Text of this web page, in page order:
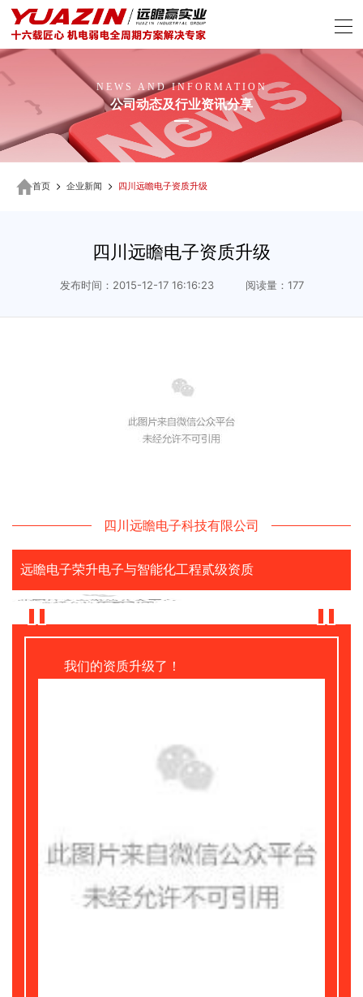
NEWS AND INFORMATION
公司动态及行业资讯分享
首页 企业新闻 四川远瞻电子资质升级
四川远瞻电子资质升级
发布时间：2015-12-17 16:16:23 阅读量：177
四川远瞻电子科技有限公司
远瞻电子荣升电子与智能化工程贰级资质
我们的资质升级了！